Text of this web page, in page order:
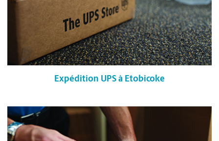
Expédition UPS à Etobicoke